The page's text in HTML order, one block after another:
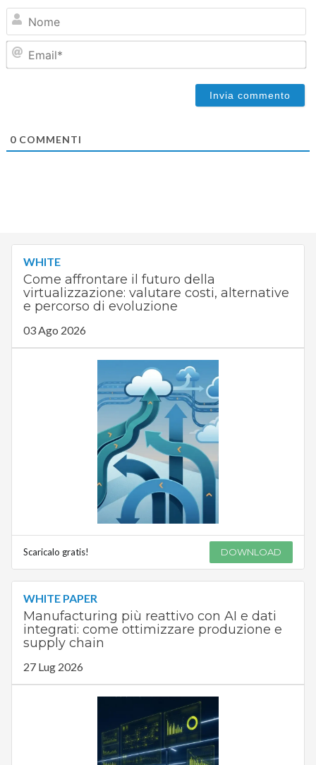
0COMMENTI
WHITE
Come affrontare il futuro della
virtualizzazione: valutare costi, alternative
e percorso di evoluzione
03 Ago 2026
Scaricalo gratis! DOWNLOAD
WHITE PAPER
Manufacturing più reattivo con AI e dati
integrati: come ottimizzare produzione e
supply chain
27 Lug 2026